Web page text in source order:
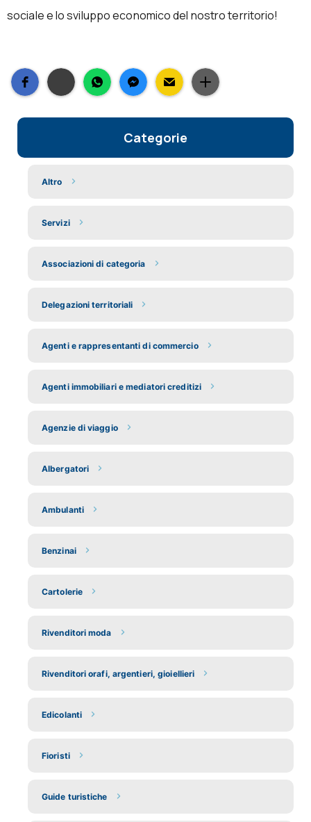
sociale e lo sviluppo economico del nostro territorio!
Categorie
Altro
Servizi
Associazioni di categoria
Delegazioni territoriali
Agenti e rappresentanti di commercio
Agenti immobiliari e mediatori creditizi
Agenzie di viaggio
Albergatori
Ambulanti
Benzinai
Cartolerie
Rivenditori moda
Rivenditori orafi, argentieri, gioiellieri
Edicolanti
Fioristi
Guide turistiche